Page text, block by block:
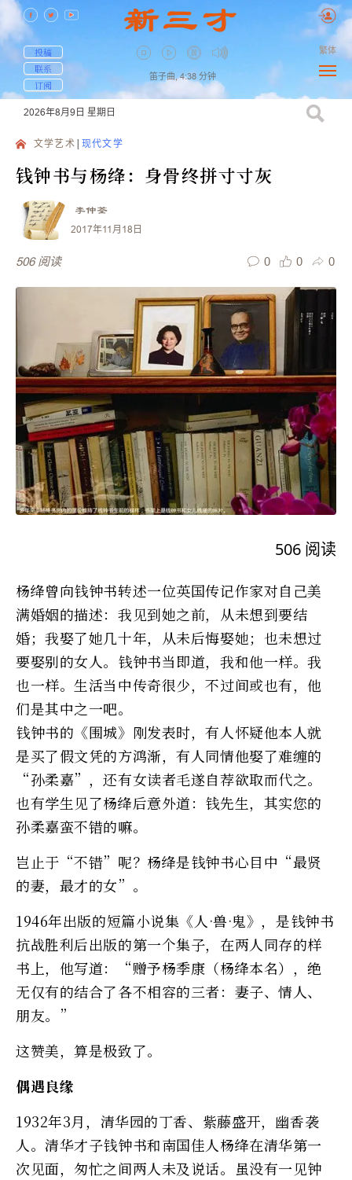
投稿
联系
订阅
笛子曲, 4:38 分钟
繁体
2026年8月9日 星期日
文学艺术 现代文学
钱钟书与杨绛：身骨终拼寸寸灰
李仲荃
2017年11月18日
506 阅读 0 0 0
506 阅读
杨绛曾向钱钟书转述一位英国传记作家对自己美
满婚姻的描述：我见到她之前，从未想到要结
婚；我娶了她几十年，从未后悔娶她；也未想过
要娶别的女人。钱钟书当即道，我和他一样。我
也一样。生活当中传奇很少，不过间或也有，他
们是其中之一吧。
钱钟书的《围城》刚发表时，有人怀疑他本人就
是买了假文凭的方鸿渐，有人同情他娶了难缠的
“孙柔嘉”，还有女读者毛遂自荐欲取而代之。
也有学生见了杨绛后意外道：钱先生，其实您的
孙柔嘉蛮不错的嘛。
岂止于“不错”呢？杨绛是钱钟书心目中“最贤
的妻，最才的女”。
1946年出版的短篇小说集《人·兽·鬼》，是钱钟书
抗战胜利后出版的第一个集子，在两人同存的样
书上，他写道：“赠予杨季康（杨绛本名），绝
无仅有的结合了各不相容的三者：妻子、情人、
朋友。”
这赞美，算是极致了。
偶遇良缘
1932年3月，清华园的丁香、紫藤盛开，幽香袭
人。清华才子钱钟书和南国佳人杨绛在清华第一
次见面，匆忙之间两人未及说话。虽没有一见钟